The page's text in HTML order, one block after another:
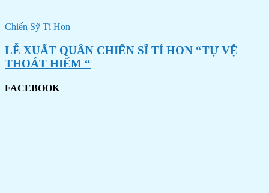
Chiến Sỹ Tí Hon
LỄ XUẤT QUÂN CHIẾN SĨ TÍ HON “TỰ VỆ
THOÁT HIỂM “
FACEBOOK